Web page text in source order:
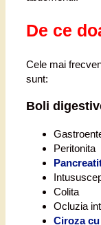
De ce
Cele mai
sunt:
Boli
Peritonita
Colita
Ocluzia
Ciroza